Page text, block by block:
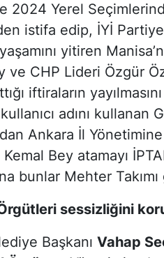
2024 Yerel
istifa edip, İYİ
yitiren
ve CHP Lideri Özgür
iftiraların
kullanıcı adını kullanan
Ankara İl
Bey atamayı
bunlar Mehter
sessizliğini
Başkanı Vahap